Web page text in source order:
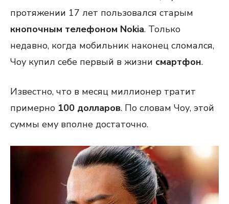
протяжении 17 лет пользовался старым
кнопочным телефоном Nokia. Только
недавно, когда мобильник наконец сломался,
Чоу купил себе первый в жизни смартфон.
Известно, что в месяц миллионер тратит
примерно 100 долларов. По словам Чоу, этой
суммы ему вполне достаточно.